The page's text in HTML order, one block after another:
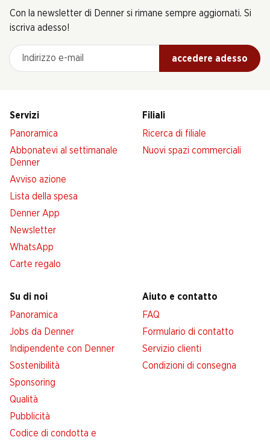
Con la newsletter di Denner si rimane sempre aggiornati. Si
iscriva adesso!
Indirizzo e-mail
accedere adesso
Servizi
Panoramica
Abbonatevi al settimanale
Denner
Avviso azione
Lista della spesa
Denner App
Newsletter
WhatsApp
Carte regalo
Filiali
Ricerca di filiale
Nuovi spazi commerciali
Su di noi
Panoramica
Jobs da Denner
Indipendente con Denner
Sostenibilità
Sponsoring
Qualità
Pubblicità
Codice di condotta e
Aiuto e contatto
FAQ
Formulario di contatto
Servizio clienti
Condizioni di consegna